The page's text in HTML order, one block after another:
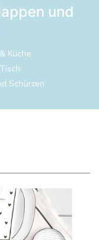
und
Küche
Schürzen